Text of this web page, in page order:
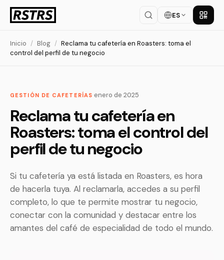
ES
Inicio / Blog / Reclama tu cafetería en Roasters: toma el
control del perfil de tu negocio
GESTIÓN DE CAFETERÍAS·enero de 2025
Reclama tu cafetería en
Roasters: toma el control del
perfil de tu negocio
Si tu cafetería ya está listada en Roasters, es hora
de hacerla tuya. Al reclamarla, accedes a su perfil
completo, lo que te permite mostrar tu negocio,
conectar con la comunidad y destacar entre los
amantes del café de especialidad de todo el mundo.